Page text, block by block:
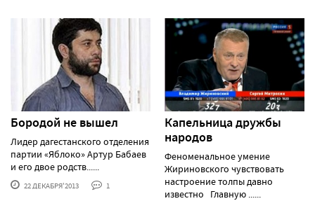
Бородой не вышел
Лидер дагестанского отделения
партии «Яблоко» Артур Бабаев
и его двое родств......
22 ДЕКАБРЯ'2013 1
Капельница дружбы
народов
Феноменальное умение
Жириновского чувствовать
настроение толпы давно
известно Главную ......